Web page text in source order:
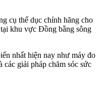
cụ thể dục chính hãng cho
khu vực Đồng bằng sông
nhất hiện nay như máy đo
các giải pháp chăm sóc sức